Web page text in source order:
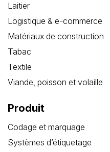
Laitier
Logistique & e-commerce
Matériaux de construction
Tabac
Textile
Viande, poisson et volaille
Produit
Codage et marquage
Systèmes d’étiquetage